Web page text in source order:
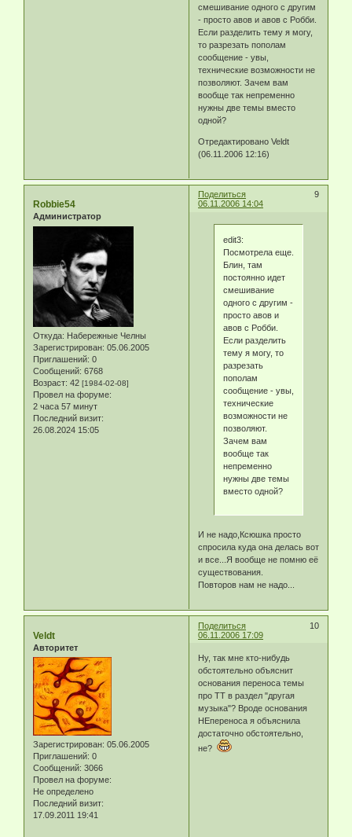
смешивание одного с другим
- просто авов и авов с Робби.
Если разделить тему я могу,
то разрезать пополам
сообщение - увы,
технические возможности не
позволяют. Зачем вам
вообще так непременно
нужны две темы вместо
одной?
Отредактировано Veldt
(06.11.2006 12:16)
Поделиться
9
06.11.2006 14:04
Robbie54
Администратор
Откуда: Набережные Челны
Зарегистрирован: 05.06.2005
Приглашений: 0
Сообщений: 6768
Возраст: 42 [1984-02-08]
Провел на форуме:
2 часа 57 минут
Последний визит:
26.08.2024 15:05
edit3:
Посмотрела еще.
Блин, там
постоянно идет
смешивание
одного с другим -
просто авов и
авов с Робби.
Если разделить
тему я могу, то
разрезать
пополам
сообщение - увы,
технические
возможности не
позволяют.
Зачем вам
вообще так
непременно
нужны две темы
вместо одной?
И не надо,Ксюшка просто
спросила куда она делась вот
и все...Я вообще не помню её
существования.
Повторов нам не надо...
Поделиться
10
06.11.2006 17:09
Veldt
Авторитет
Зарегистрирован: 05.06.2005
Приглашений: 0
Сообщений: 3066
Провел на форуме:
Не определено
Последний визит:
17.09.2011 19:41
Ну, так мне кто-нибудь
обстоятельно объяснит
основания переноса темы
про ТТ в раздел "другая
музыка"? Вроде основания
НЕпереноса я объяснила
достаточно обстоятельно,
не?